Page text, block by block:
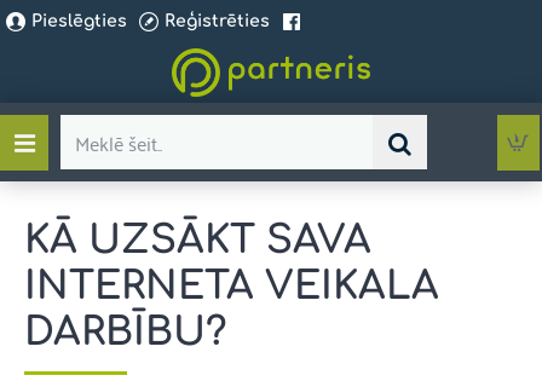
Pieslēgties Reģistrēties
Meklē
šeit..
KĀ UZSĀKT SAVA
INTERNETA VEIKALA
DARBĪBU?